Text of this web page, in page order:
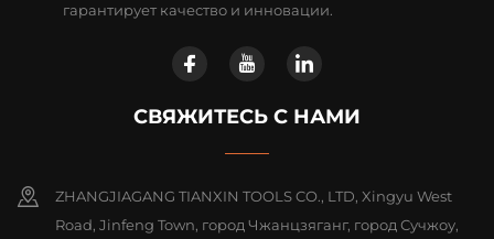
гарантирует качество и инновации.
СВЯЖИТЕСЬ С НАМИ
ZHANGJIAGANG TIANXIN TOOLS CO., LTD, Xingyu West
Road, Jinfeng Town, город Чжанцзяганг, город Сучжоу,